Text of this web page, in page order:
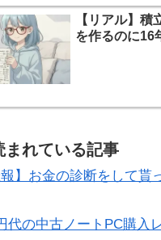
【リアル】積
を作るのに16
まれている記事
報】お金の診断をして貰
代の中古ノートPC購入